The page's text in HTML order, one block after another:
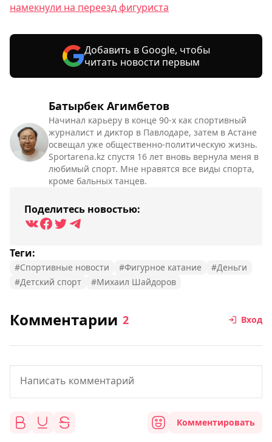
Батырбек Агимбетов
Начинал карьеру в конце 90-х как спортивный
журналист и диктор в Павлодаре, затем в Астане
освещал уже общественно-политическую жизнь.
Sportarena.kz спустя 16 лет вновь вернула меня в
любимый спорт. Мне нравятся все виды спорта,
кроме бальных танцев.
Поделитесь новостью:
Теги:
#Спортивные новости #Фигурное катание
#Деньги
#Детский спорт
#Михаил Шайдоров
намекнули на переезд фигуриста
Добавить в Google, чтобы
читать новости первым
Комментарии 2 Вход
Комментировать